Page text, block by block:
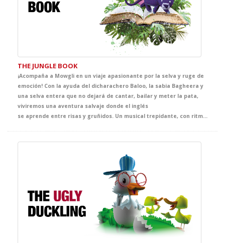
THE JUNGLE BOOK
¡Acompaña a Mowgli en un viaje apasionante por la selva y ruge de
emoción! Con la ayuda del dicharachero Baloo, la sabia Bagheera y
una selva entera que no dejará de cantar, bailar y meter la pata,
viviremos una aventura salvaje donde el inglés
se aprende entre risas y gruñidos. Un musical trepidante, con ritmos pegadizos, diálogos chispeantes y lleno de sorpresas. ¡Ven a la jungla y descubre que estudiar inglés puede ser lo más animal del curso! Aaaaaaaauuuuuuuuuuuu...!!!!!!!!!!!!